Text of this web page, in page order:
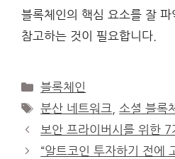
블록체인의 핵심 요소를 잘 파
참고하는 것이 필요합니다.
Categories
블록체인
Tags
분산 네트워크 소셜 블록
보안 프라이버시를 위한
“알트코인 투자하기 전에